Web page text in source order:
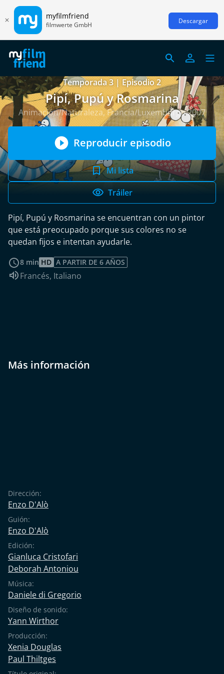
myfilmfriend
filmwerte GmbH Descargar
Temporada 3 | Episodio 2
Pipí, Pupú y Rosmarina
Animación/Naturaleza, Francia/Luxemburgo 2007
Reproducir episodio
Mi lista
Tráiler
Pipí, Pupú y Rosmarina se encuentran con un pintor
que está preocupado porque sus colores no se
quedan fijos e intentan ayudarle.
8 min HD A PARTIR DE 6 AÑOS
Idioma de audio:
Francés, Italiano
Más información
Dirección:
Enzo D'Alò
Guión:
Enzo D'Alò
Edición:
Gianluca Cristofari
Deborah Antoniou
Música:
Daniele di Gregorio
Diseño de sonido:
Yann Wirthor
Producción:
Xenia Douglas
Paul Thiltges